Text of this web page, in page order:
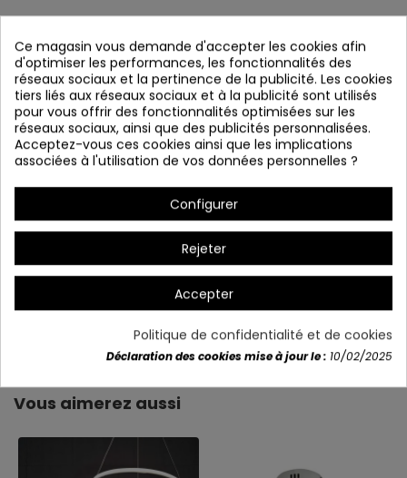
* Elle sert aussi de plafond
Description
Vous aimerez aussi
Ce magasin vous demande d'accepter les cookies afin
d'optimiser les performances, les fonctionnalités des
réseaux sociaux et la pertinence de la publicité. Les cookies
tiers liés aux réseaux sociaux et à la publicité sont utilisés
pour vous offrir des fonctionnalités optimisées sur les
réseaux sociaux, ainsi que des publicités personnalisées.
Acceptez-vous ces cookies ainsi que les implications
associées à l'utilisation de vos données personnelles ?
Configurer
Rejeter
Accepter
Politique de confidentialité et de cookies
Déclaration des cookies mise à jour le : 10/02/2025